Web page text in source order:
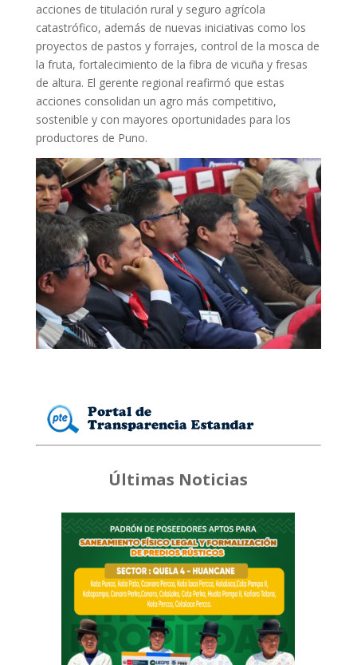
acciones de titulación rural y seguro agrícola
catastrófico, además de nuevas iniciativas como los
proyectos de pastos y forrajes, control de la mosca de
la fruta, fortalecimiento de la fibra de vicuña y fresas
de altura. El gerente regional reafirmó que estas
acciones consolidan un agro más competitivo,
sostenible y con mayores oportunidades para los
productores de Puno.
Últimas Noticias